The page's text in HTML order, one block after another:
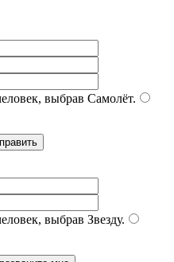
выбрав Самолёт.
выбрав Звезду.